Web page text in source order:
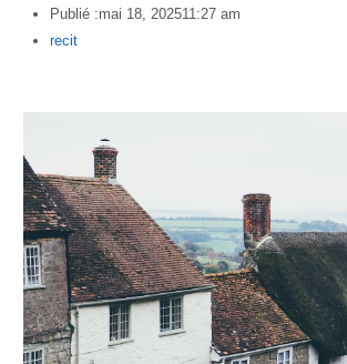
Publié :mai 18, 202511:27 am
Author
recit